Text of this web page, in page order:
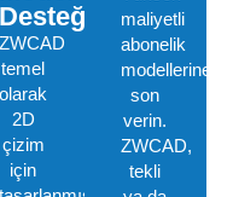
Desteği
ZWCAD
temel
olarak
2D
çizim
için
maliyetli
abonelik
modellerine
son
verin.
ZWCAD,
tekli